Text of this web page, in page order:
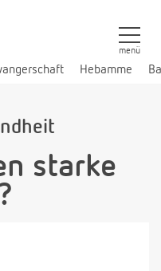
Hebamme
menü
starke